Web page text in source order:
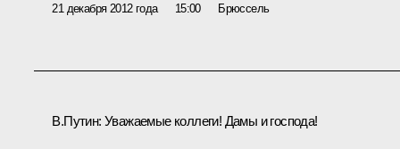
21 декабря 2012 года 15:00 Брюссель
В.Путин: Уважаемые коллеги! Дамы и господа!